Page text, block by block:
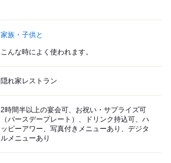
家族・子供と
こんな時によく使われます。
隠れ家レストラン
2時間半以上の宴会可、お祝い・サプライズ可
（バースデープレート）、ドリンク持込可、ハ
ッピーアワー、写真付きメニューあり、デジタ
ルメニューあり